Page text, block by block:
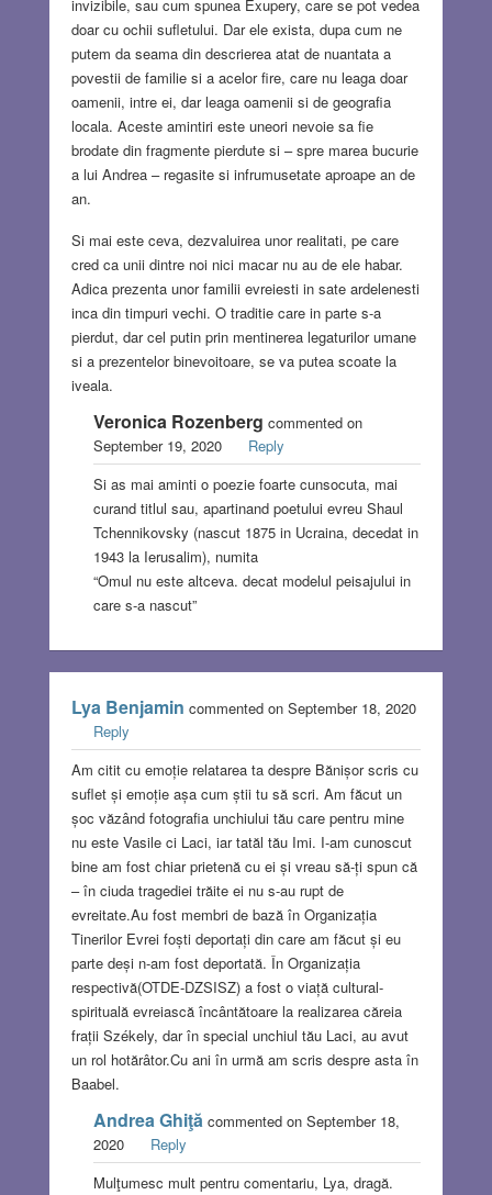
invizibile, sau cum spunea Exupery, care se pot vedea
doar cu ochii sufletului. Dar ele exista, dupa cum ne
putem da seama din descrierea atat de nuantata a
povestii de familie si a acelor fire, care nu leaga doar
oamenii, intre ei, dar leaga oamenii si de geografia
locala. Aceste amintiri este uneori nevoie sa fie
brodate din fragmente pierdute si – spre marea bucurie
a lui Andrea – regasite si infrumusetate aproape an de
an.
Si mai este ceva, dezvaluirea unor realitati, pe care
cred ca unii dintre noi nici macar nu au de ele habar.
Adica prezenta unor familii evreiesti in sate ardelenesti
inca din timpuri vechi. O traditie care in parte s-a
pierdut, dar cel putin prin mentinerea legaturilor umane
si a prezentelor binevoitoare, se va putea scoate la
iveala.
Veronica Rozenberg commented on
September 19, 2020
Reply
Si as mai aminti o poezie foarte cunsocuta, mai
curand titlul sau, apartinand poetului evreu Shaul
Tchennikovsky (nascut 1875 in Ucraina, decedat in
1943 la Ierusalim), numita
“Omul nu este altceva. decat modelul peisajului in
care s-a nascut”
Lya Benjamin commented on September 18, 2020
Reply
Am citit cu emoție relatarea ta despre Bănișor scris cu
suflet și emoție așa cum știi tu să scri. Am făcut un
șoc văzând fotografia unchiului tău care pentru mine
nu este Vasile ci Laci, iar tatăl tău Imi. I-am cunoscut
bine am fost chiar prietenă cu ei și vreau să-ți spun că
– în ciuda tragediei trăite ei nu s-au rupt de
evreitate.Au fost membri de bază în Organizația
Tinerilor Evrei foști deportați din care am făcut și eu
parte deși n-am fost deportată. În Organizația
respectivă(OTDE-DZSISZ) a fost o viață cultural-
spirituală evreiască încântătoare la realizarea căreia
frații Székely, dar în special unchiul tău Laci, au avut
un rol hotărâtor.Cu ani în urmă am scris despre asta în
Baabel.
Andrea Ghiţăcommented on September 18,
2020
Reply
Mulţumesc mult pentru comentariu, Lya, dragă.